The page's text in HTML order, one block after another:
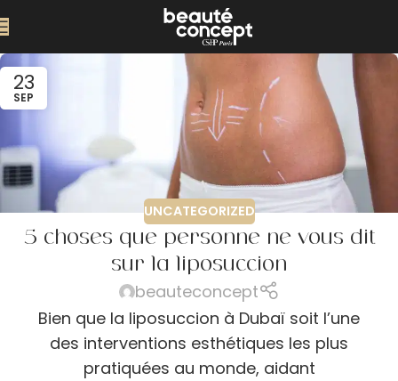
23
SEP
UNCATEGORIZED
5 choses que personne ne vous dit
sur la liposuccion
beauteconcept
Bien que la liposuccion à Dubaï soit l’une
des interventions esthétiques les plus
pratiquées au monde, aidant